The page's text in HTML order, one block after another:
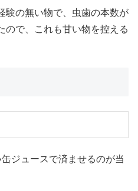
験の無い物で、虫歯の本数が
ので、これも甘い物を控える
ジュースで済ませるのが当